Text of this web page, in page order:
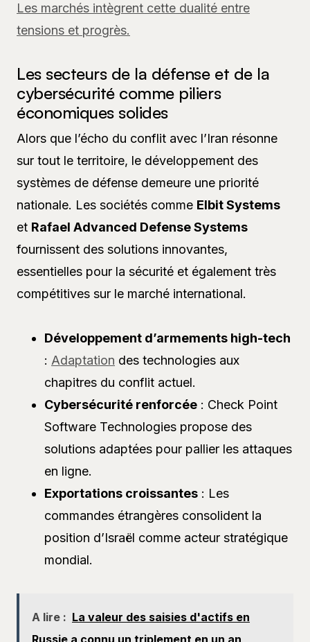
Les marchés intègrent cette dualité entre
tensions et progrès.
Les secteurs de la défense et de la
cybersécurité comme piliers
économiques solides
Alors que l’écho du conflit avec l’Iran résonne
sur tout le territoire, le développement des
systèmes de défense demeure une priorité
nationale. Les sociétés comme Elbit Systems
et Rafael Advanced Defense Systems
fournissent des solutions innovantes,
essentielles pour la sécurité et également très
compétitives sur le marché international.
Développement d’armements high-tech
: Adaptation des technologies aux
chapitres du conflit actuel.
Cybersécurité renforcée : Check Point
Software Technologies propose des
solutions adaptées pour pallier les attaques
en ligne.
Exportations croissantes : Les
commandes étrangères consolident la
position d’Israël comme acteur stratégique
mondial.
A lire : La valeur des saisies d'actifs en